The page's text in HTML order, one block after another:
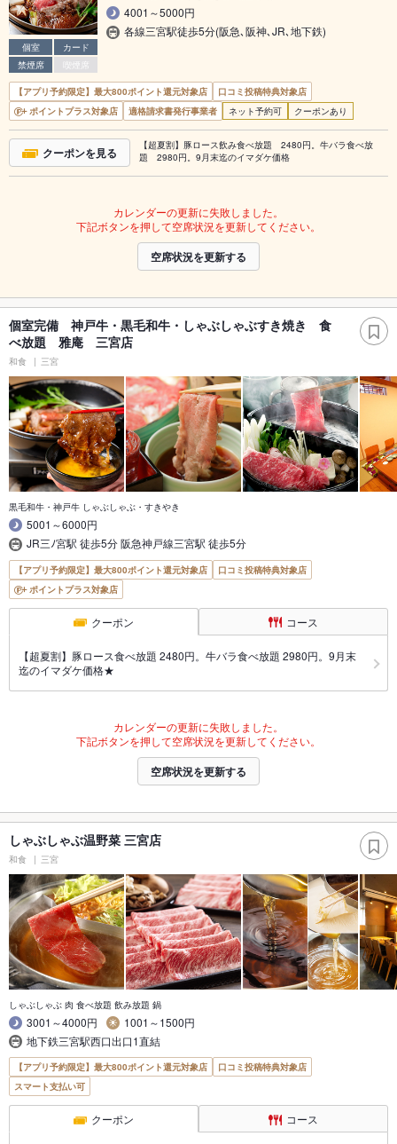
個室
カード
禁煙席
喫煙席
4001～5000円
各線三宮駅徒歩5分(阪急､阪神､JR､地下鉄)
【アプリ予約限定】最大800ポイント還元対象店
口コミ投稿特典対象店
ポイントプラス対象店
適格請求書発行事業者 ネット予約可 クーポンあり
クーポンを見る
【超夏割】豚ロース飲み食べ放題 2480円。牛バラ食べ放
題 2980円。9月末迄のイマダケ価格
カレンダーの更新に失敗しました。
下記ボタンを押して空席状況を更新してください。
空席状況を更新する
個室完備 神戸牛・黒毛和牛・しゃぶしゃぶすき焼き 食
べ放題 雅庵 三宮店
和食 三宮
黒毛和牛・神戸牛 しゃぶしゃぶ・すきやき
5001～6000円
JR三ﾉ宮駅 徒歩5分 阪急神戸線三宮駅 徒歩5分
【アプリ予約限定】最大800ポイント還元対象店
口コミ投稿特典対象店
ポイントプラス対象店
クーポン コース
【超夏割】豚ロース食べ放題 2480円。牛バラ食べ放題 2980円。9月末
迄のイマダケ価格★
カレンダーの更新に失敗しました。
下記ボタンを押して空席状況を更新してください。
空席状況を更新する
しゃぶしゃぶ温野菜 三宮店
和食 三宮
しゃぶしゃぶ 肉 食べ放題 飲み放題 鍋
3001～4000円
1001～1500円
地下鉄三宮駅西口出口1直結
【アプリ予約限定】最大800ポイント還元対象店
口コミ投稿特典対象店
スマート支払い可
クーポン コース